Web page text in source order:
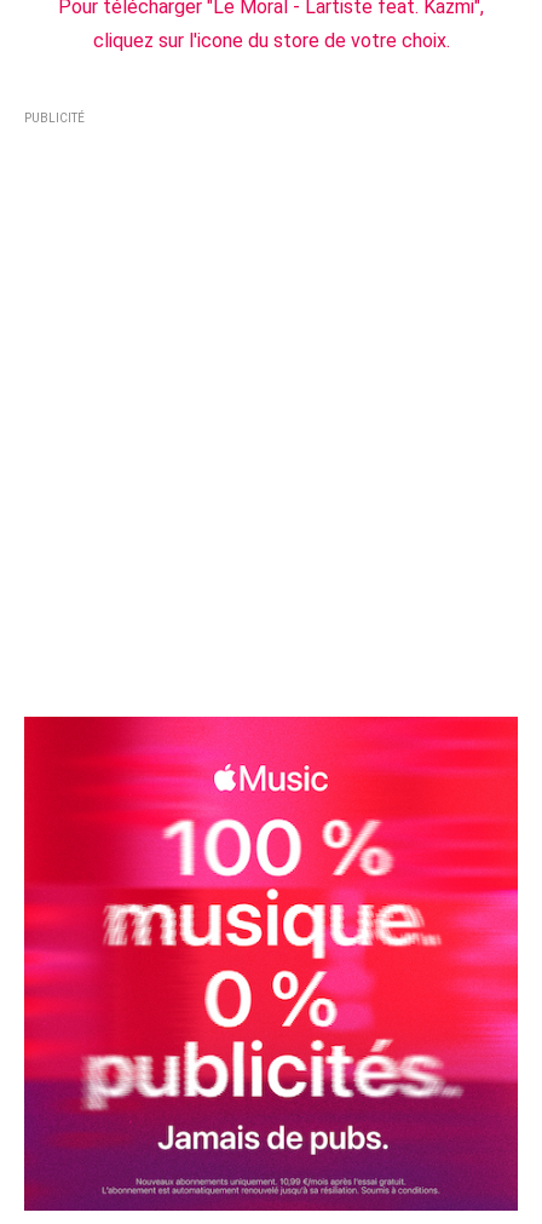
Pour télécharger "Le Moral - Lartiste feat. Kazmi",
cliquez sur l'icone du store de votre choix.
PUBLICITÉ